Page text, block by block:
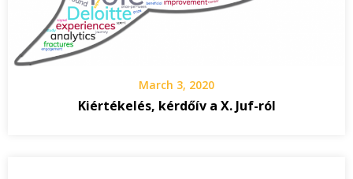
March 3, 2020
Kiértékelés, kérdőív a X. Juf-ról